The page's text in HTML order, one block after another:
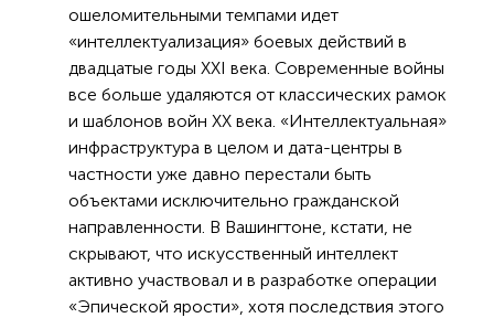
ошеломительными темпами идет
«интеллектуализация» боевых действий в
двадцатые годы XXI века. Современные войны
все больше удаляются от классических рамок
и шаблонов войн ХХ века. «Интеллектуальная»
инфраструктура в целом и дата-центры в
частности уже давно перестали быть
объектами исключительно гражданской
направленности. В Вашингтоне, кстати, не
скрывают, что искусственный интеллект
активно участвовал и в разработке операции
«Эпической ярости», хотя последствия этого